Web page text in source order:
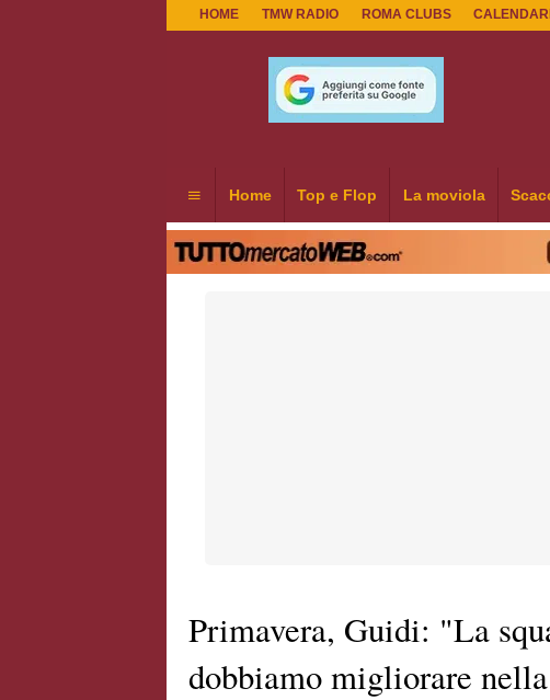
HOME TMW RADIO ROMA CLUBS
Home Top e Flop La moviola
Primavera, Guidi: "La
dobbiamo migliorare